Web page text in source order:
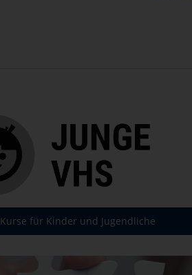
Kurse für Kinder und Jugendliche